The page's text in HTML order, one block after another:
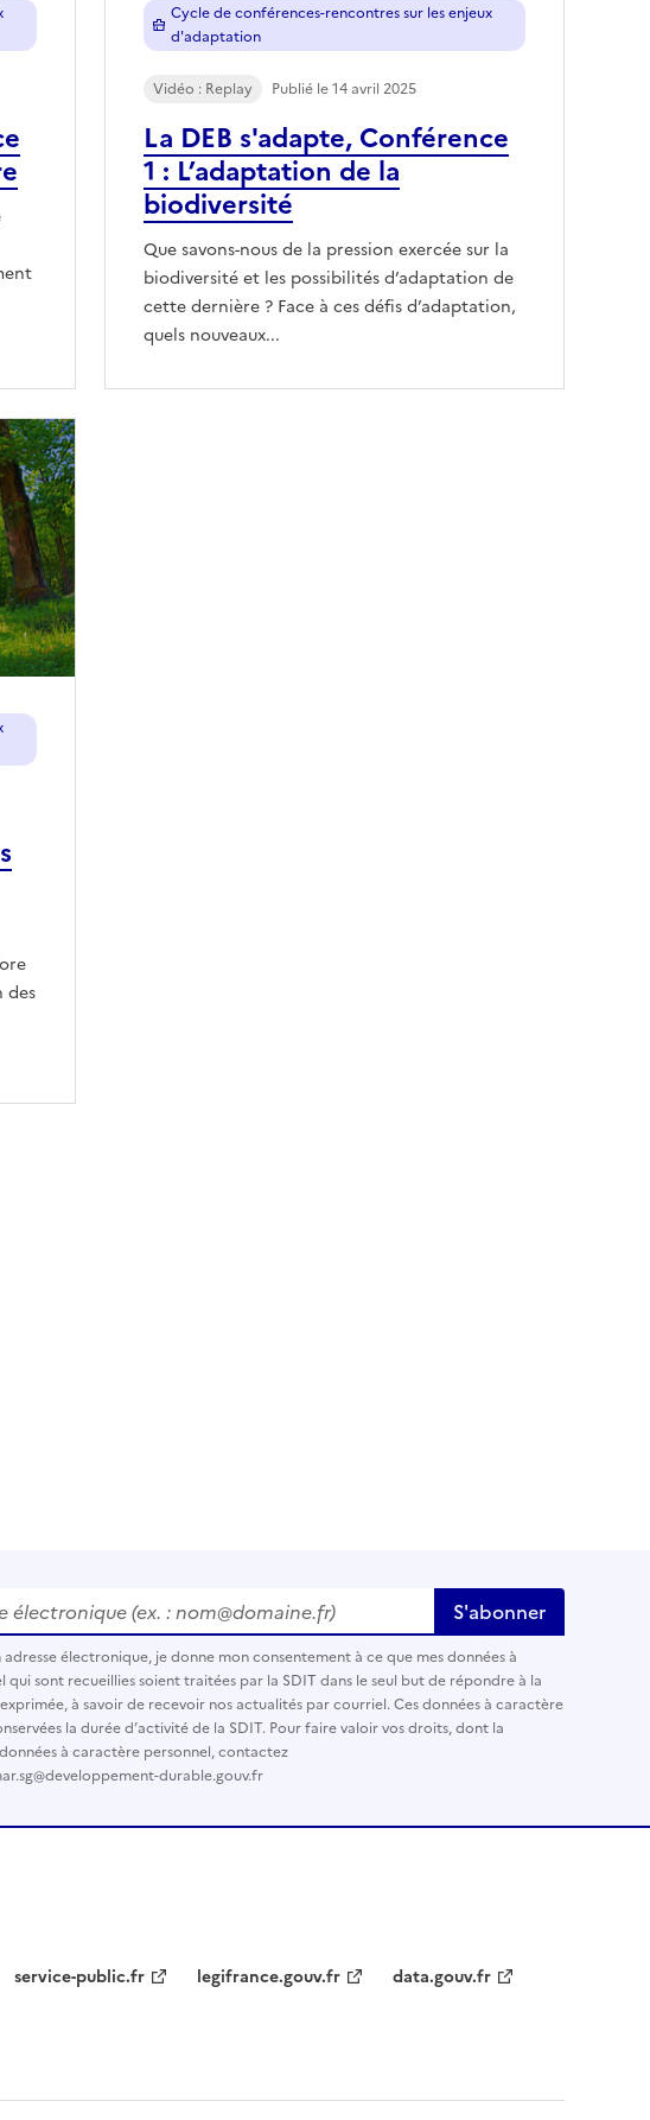
La DEB s'adapte, Conférence
1 : L’adaptation de la
biodiversité
Que savons-nous de la pression exercée sur la
biodiversité et les possibilités d’adaptation de
cette dernière ? Face à ces défis d’adaptation,
quels nouveaux...
Cycle de conférences-rencontres sur les enjeux
d'adaptation
Vidéo : Replay Publié le 14 avril 2025
des
(ex. : nom@domaine.fr)* S'abonner
adresse électronique, je donne mon consentement à ce que mes données à
qui sont recueillies soient traitées par la SDIT dans le seul but de répondre à la
à savoir de recevoir nos actualités par courriel. Ces données à caractère
la durée d’activité de la SDIT. Pour faire valoir vos droits, dont la
à caractère personnel, contactez
durable.gouv.fr
service-public.fr legifrance.gouv.fr data.gouv.fr